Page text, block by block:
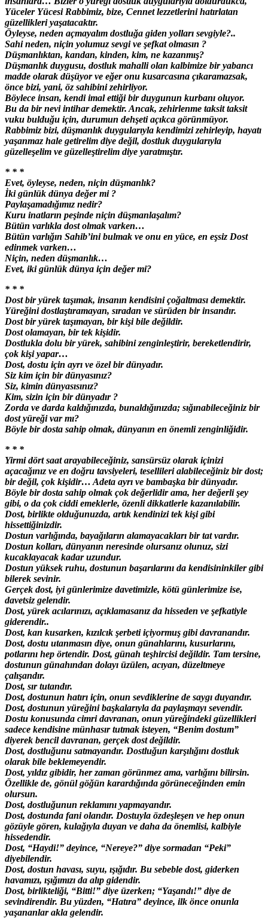
Yüceler Yücesi Rabbimiz, bize, Cennet lezzetlerini hatırlatan
güzellikleri yaşatacaktır.
Öyleyse, neden açmayalım dostluğa giden yolları sevgiyle?..
Sahi neden, niçin yolumuz sevgi ve şefkat olmasın ?
Düşmanlıktan, kandan, kinden, kim, ne kazanmış?
Düşmanlık duygusu, dostluk mahalli olan kalbimize bir yabancı
madde olarak düşüyor ve eğer onu kusarcasına çıkaramazsak,
önce bizi, yani, öz sahibini zehirliyor.
Böylece insan, kendi imal ettiği bir duygunun kurbanı oluyor.
Bu da bir nevi intihar demektir. Ancak, zehirlenme taksit taksit
vuku bulduğu için, durumun dehşeti açıkca görünmüyor.
Rabbimiz bizi, düşmanlık duygularıyla kendimizi zehirleyip, hayatı
yaşanmaz hale getirelim diye değil, dostluk duygularıyla
güzelleşelim ve güzelleştirelim diye yaratmıştır.
* * *
Evet, öyleyse, neden, niçin düşmanlık?
İki günlük dünya değer mi ?
Paylaşamadığımız nedir?
Kuru inatların peşinde niçin düşmanlaşalım?
Bütün varlıkla dost olmak varken…
Bütün varlığın Sahib’ini bulmak ve onu en yüce, en eşsiz Dost
edinmek varken…
Niçin, neden düşmanlık…
Evet, iki günlük dünya için değer mi?
* * *
Dost bir yürek taşımak, insanın kendisini çoğaltması demektir.
Yüreğini dostlaştıramayan, sıradan ve sürüden bir insandır.
Dost bir yürek taşımayan, bir kişi bile değildir.
Dost olamayan, bir tek kişidir.
Dostlukla dolu bir yürek, sahibini zenginleştirir, bereketlendirir,
çok kişi yapar…
Dost, dostu için ayrı ve özel bir dünyadır.
Siz kim için bir dünyasınız?
Siz, kimin dünyasısınız?
Kim, sizin için bir dünyadır ?
Zorda ve darda kaldığınızda, bunaldığınızda; sığınabileceğiniz bir
dost yüreği var mı?
Böyle bir dosta sahip olmak, dünyanın en önemli zenginliğidir.
* * *
Yirmi dört saat arayabileceğiniz, sansürsüz olarak içinizi
açacağınız ve en doğru tavsiyeleri, tesellileri alabileceğiniz bir dost;
bir değil, çok kişidir… Adeta ayrı ve bambaşka bir dünyadır.
Böyle bir dosta sahip olmak çok değerlidir ama, her değerli şey
gibi, o da çok ciddi emeklerle, özenli dikkatlerle kazanılabilir.
Dost, birlikte olduğunuzda, artık kendinizi tek kişi gibi
hissettiğinizdir.
Dostun varlığında, bayağıların alamayacakları bir tat vardır.
Dostun kolları, dünyanın neresinde olursanız olunuz, sizi
kucaklayacak kadar uzundur.
Dostun yüksek ruhu, dostunun başarılarını da kendisininkiler gibi
bilerek sevinir.
Gerçek dost, iyi günlerimize davetimizle, kötü günlerimize ise,
davetsiz gelendir.
Dost, yürek acılarınızı, açıklamasanız da hisseden ve şefkatiyle
giderendir..
Dost, kan kusarken, kızılcık şerbeti içiyormuş gibi davranandır.
Dost, dostu utanmasın diye, onun günahlarını, kusurlarını,
potlarını hep örtendir. Dost, günah teşhircisi değildir. Tam tersine,
dostunun günahından dolayı üzülen, acıyan, düzeltmeye
çalışandır.
Dost, sır tutandır.
Dost, dostunun hatırı için, onun sevdiklerine de saygı duyandır.
Dost, dostunun yüreğini başkalarıyla da paylaşmayı sevendir.
Dostu konusunda cimri davranan, onun yüreğindeki güzellikleri
sadece kendisine münhasır tutmak isteyen, “Benim dostum”
diyerek bencil davranan, gerçek dost değildir.
Dost, dostluğunu satmayandır. Dostluğun karşılığını dostluk
olarak bile beklemeyendir.
Dost, yıldız gibidir, her zaman görünmez ama, varlığını bilirsin.
Özellikle de, gönül göğün karardığında görüneceğinden emin
olursun.
Dost, dostluğunun reklamını yapmayandır.
Dost, dostunda fani olandır. Dostuyla özdeşleşen ve hep onun
gözüyle gören, kulağıyla duyan ve daha da önemlisi, kalbiyle
hissedendir.
Dost, “Haydi!” deyince, “Nereye?” diye sormadan “Peki”
diyebilendir.
Dost, dostun havası, suyu, ışığıdır. Bu sebeble dost, giderken
havamızı, ışığımızı da alıp gidendir.
Dost, birlikteliği, “Bitti!” diye üzerken; “Yaşandı!” diye de
sevindirendir. Bu yüzden, “Hatıra” deyince, ilk önce onunla
yaşananlar akla gelendir.